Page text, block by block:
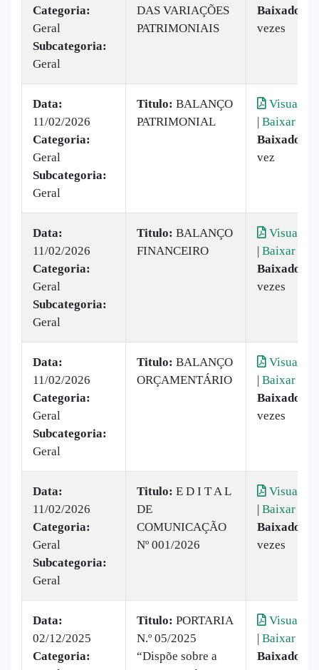
Categoria:
Geral
Subcategoria:
Geral
DAS VARIAÇÕES
PATRIMONIAIS
Baixado:
vezes
Data:
11/02/2026
Categoria:
Geral
Subcategoria:
Geral
Titulo: BALANÇO
PATRIMONIAL
| Baixar
Baixado:
vez
Data:
11/02/2026
Categoria:
Geral
Subcategoria:
Geral
Titulo: BALANÇO
FINANCEIRO
| Baixar
Baixado:
vezes
Data:
11/02/2026
Categoria:
Geral
Subcategoria:
Geral
Titulo: BALANÇO
ORÇAMENTÁRIO
| Baixar
Baixado:
vezes
Data:
11/02/2026
Categoria:
Geral
Subcategoria:
Geral
Titulo: E D I T A L
DE
COMUNICAÇÃO
Nº 001/2026
| Baixar
Baixado:
vezes
Data:
02/12/2025
Categoria:
Titulo: PORTARIA
N.º 05/2025
“Dispõe sobre a
| Baixar
Baixado: